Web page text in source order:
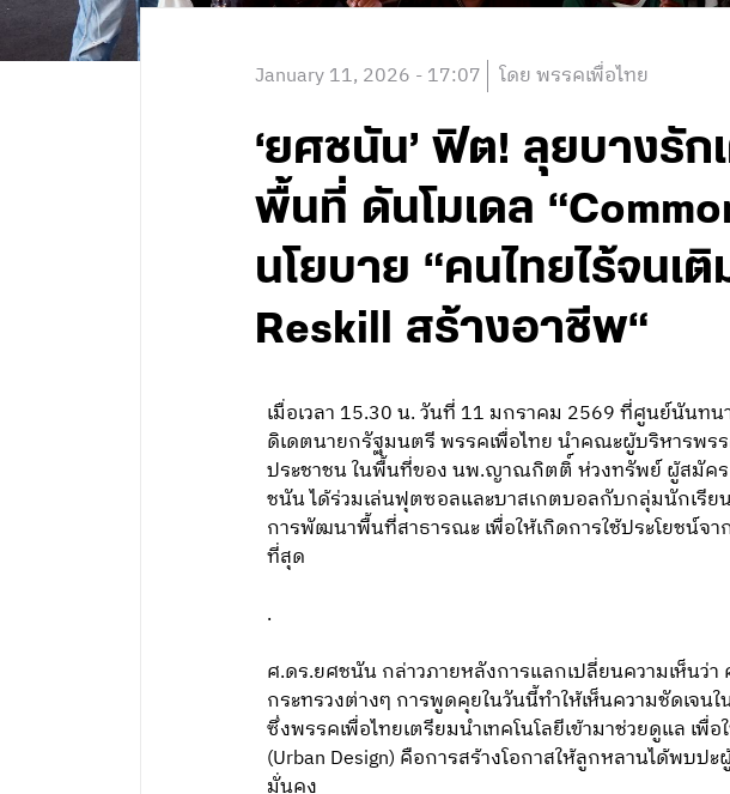
January 11, 2026 - 17:07 โดย พรรคเพื่อไทย
‘ยศชนัน’ ฟิต! ลุยบางรั
พื้นที่ ดันโมเดล
นโยบาย “คนไทยไร้จนเ
Reskill สร้างอาชีพ“
เมื่อเวลา 15.30 น. วันที่ 11 มกราคม 2569 ที่ศูนย์นันท
ดิเดตนายกรัฐมนตรี พรรคเพื่อไทย นำคณะผู้บริหารพ
ประชาชน ในพื้นที่ของ นพ.ญาณกิตติ์ ห่วงทรัพย์ ผู้สมัคร
ชนัน ได้ร่วมเล่นฟุตซอลและบาสเกตบอลกับกลุ่มนักเรี
การพัฒนาพื้นที่สาธารณะ เพื่อให้เกิดการใช้ประโยชน์
ที่สุด
.
ศ.ดร.ยศชนัน กล่าวภายหลังการแลกเปลี่ยนความเห็นว่
กระทรวงต่างๆ การพูดคุยในวันนี้ทำให้เห็นความชัดเจ
ซึ่งพรรคเพื่อไทยเตรียมนำเทคโนโลยีเข้ามาช่วยดูแล เ
(Urban Design) คือการสร้างโอกาสให้ลูกหลานได้พบ
มั่นคง